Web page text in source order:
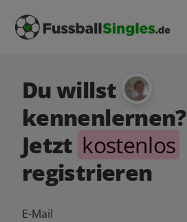
Du willst
kennenlernen?
Jetzt kostenlos
registrieren
E-Mail